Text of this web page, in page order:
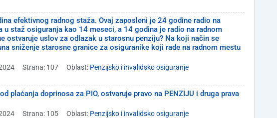
efektivnog radnog staža. Ovaj zaposleni je 24 godine radio na
staž osiguranja kao 14 meseci, a 14 godina je radio na radnom
uslov za odlazak u starosnu penziju? Na koji način se
sniženje starosne granice za osiguranike koji rade na radnom mestu
Strana: 107 Oblast: Penzijsko i invalidsko osiguranje
doprinosa za PIO, ostvaruje pravo na PENZIJU i druga prava
Strana: 105 Oblast: Penzijsko i invalidsko osiguranje